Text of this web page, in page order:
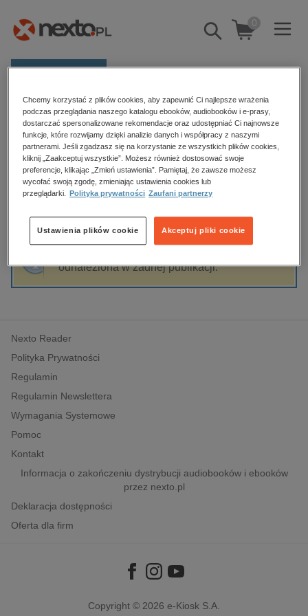
Pokaż/schowaj
wyszukiwarkę
0
Kategorie
Zobacz wszystkie E-prasa
budownictwo, aranżacja wnętrz
biznesowe, branżowe, gospodarka
dzienniki
edukacja
hobby, sport, rozrywka
komputery, internet, technologie, informatyka
polityka, społeczno-informacyjne
psychologiczne
inne
popularno-naukowe
historia
Strona główna Jakub Małecki
Jakub Małecki
Sortowanie Filtrowanie
odnaleziona w żadnej publikacji.
Nexto Reader
Polityka Prywatności
Regulamin
Regulamin Newslettera
Wymagania Systemowe
Pomoc
Kontakt
Informacja o zakończeniu dystrybucji audiobooków i ebooków
przez nexto.pl
Deklaracja dostępności
Oferta dla firm
Copyright © 2026 e-Kiosk S.A.
Chcemy korzystać z plików cookies, aby zapewnić Ci najlepsze wrażenia
podczas przeglądania naszego katalogu ebooków, audiobooków i e-prasy,
dostarczać spersonalizowane rekomendacje oraz udostępniać Ci najnowsze
funkcje, które rozwijamy dzięki analizie danych i współpracy z naszymi
partnerami. Jeśli zgadzasz się na korzystanie ze wszystkich plików cookies,
kliknij „Zaakceptuj wszystkie”. Możesz również dostosować swoje
preferencje, klikając „Zmień ustawienia”. Pamiętaj, że zawsze możesz
wycofać swoją zgodę, zmieniając ustawienia cookies lub
przeglądarki.
Polityka prywatności Zaufani partnerzy
Akceptuj pliki cookie
Ustawienia plików cookie